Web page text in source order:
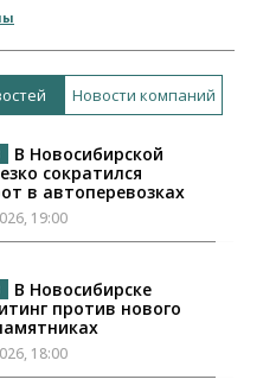
Новости компаний
В Новосибирской
сократился
в автоперевозках
19:00
В Новосибирске
против нового
18:00